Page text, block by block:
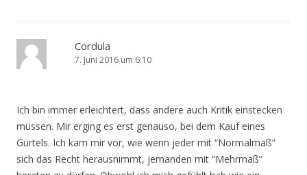
Cordula
7. Juni 2016 um 6:10
Ich bin immer erleichtert, dass andere auch Kritik einstecken
müssen. Mir erging es erst genauso, bei dem Kauf eines
Gürtels. Ich kam mir vor, wie wenn jeder mit “Normalmaß”
sich das Recht herausnimmt, jemanden mit “Mehrmaß”